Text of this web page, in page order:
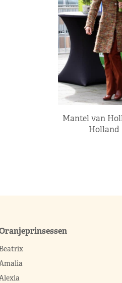
Mantel van
Holland
Beatrix
Amalia
Alexia